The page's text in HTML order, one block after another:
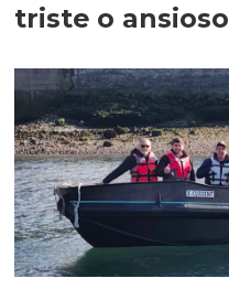
triste o ansioso